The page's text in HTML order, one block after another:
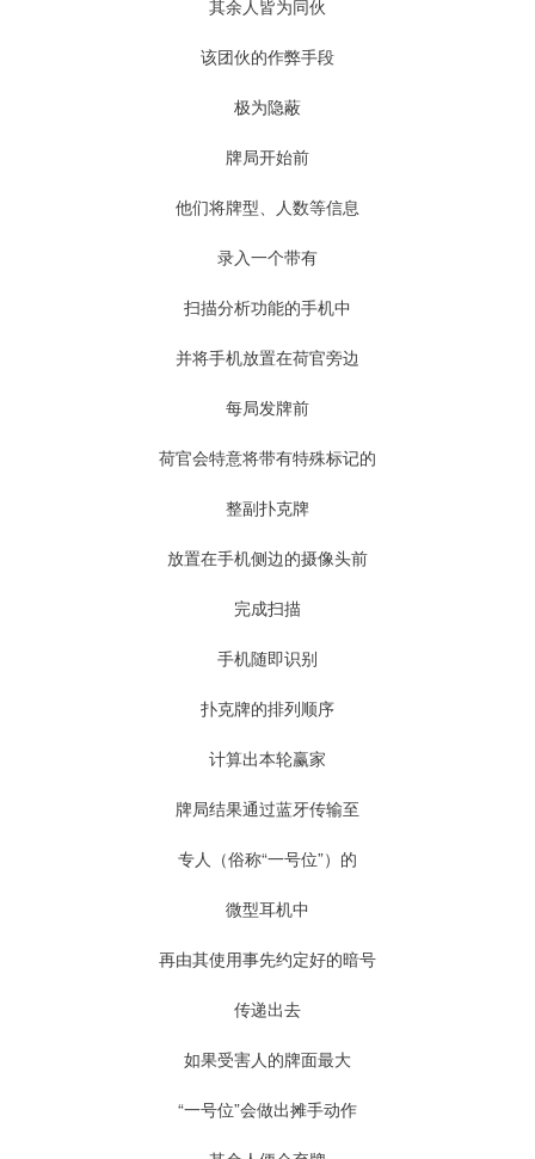
其余人皆为同伙
该团伙的作弊手段
极为隐蔽
牌局开始前
他们将牌型、人数等信息
录入一个带有
扫描分析功能的手机中
并将手机放置在荷官旁边
每局发牌前
荷官会特意将带有特殊标记的
整副扑克牌
放置在手机侧边的摄像头前
完成扫描
手机随即识别
扑克牌的排列顺序
计算出本轮赢家
牌局结果通过蓝牙传输至
专人（俗称“一号位”）的
微型耳机中
再由其使用事先约定好的暗号
传递出去
如果受害人的牌面最大
“一号位”会做出摊手动作